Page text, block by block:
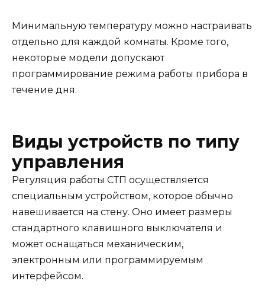
Минимальную температуру можно настраивать
отдельно для каждой комнаты. Кроме того,
некоторые модели допускают
программирование режима работы прибора в
течение дня.
Виды устройств по типу
управления
Регуляция работы СТП осуществляется
специальным устройством, которое обычно
навешивается на стену. Оно имеет размеры
стандартного клавишного выключателя и
может оснащаться механическим,
электронным или программируемым
интерфейсом.